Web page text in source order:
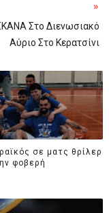
»
Στο Διενωσιακό
Αύριο Στο Κερατσίνι
σε ματς θρίλερ
φοβερή